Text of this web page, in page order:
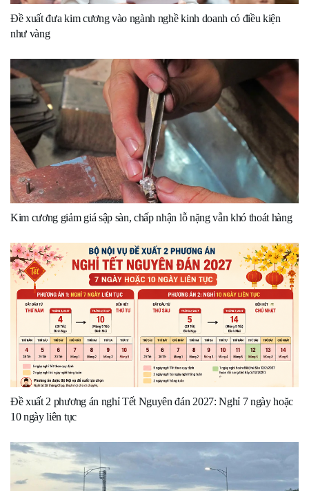
Đề xuất đưa kim cương vào ngành nghề kinh doanh có điều kiện
như vàng
Kim cương giảm giá sập sàn, chấp nhận lỗ nặng vẫn khó thoát hàng
Đề xuất 2 phương án nghỉ Tết Nguyên đán 2027: Nghỉ 7 ngày hoặc
10 ngày liên tục